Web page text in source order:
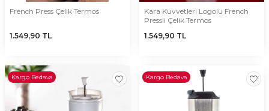
French Press Çelik Termos
1.549,90 TL
Kara Kuvvetleri Logolu French
Pressli Çelik Termos
1.549,90 TL
Kargo Bedava Kargo Bedava